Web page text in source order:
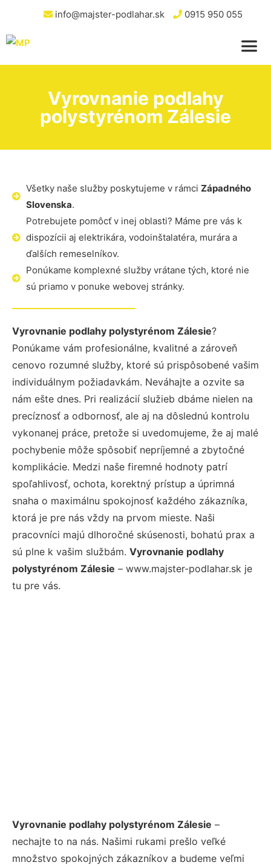
info@majster-podlahar.sk 0915 950 055
Vyrovnanie podlahy
polystyrénom Zálesie
Všetky naše služby poskytujeme v rámci Západného
Slovenska.
Potrebujete pomôcť v inej oblasti? Máme pre vás k
dispozícii aj elektrikára, vodoinštalatéra, murára a
ďalších remeselníkov.
Ponúkame komplexné služby vrátane tých, ktoré nie
sú priamo v ponuke webovej stránky.
Vyrovnanie podlahy polystyrénom Zálesie?
Ponúkame vám profesionálne, kvalitné a zároveň
cenovo rozumné služby, ktoré sú prispôsobené vašim
individuálnym požiadavkám. Neváhajte a ozvite sa
nám ešte dnes. Pri realizácií služieb dbáme nielen na
precíznosť a odbornosť, ale aj na dôslednú kontrolu
vykonanej práce, pretože si uvedomujeme, že aj malé
pochybenie môže spôsobiť nepríjemné a zbytočné
komplikácie. Medzi naše firemné hodnoty patrí
spoľahlivosť, ochota, korektný prístup a úprimná
snaha o maximálnu spokojnosť každého zákazníka,
ktorá je pre nás vždy na prvom mieste. Naši
pracovníci majú dlhoročné skúsenosti, bohatú prax a
sú plne k vašim službám. Vyrovnanie podlahy
polystyrénom Zálesie – www.majster-podlahar.sk je
tu pre vás.
Vyrovnanie podlahy polystyrénom Zálesie –
nechajte to na nás. Našimi rukami prešlo veľké
množstvo spokojných zákazníkov a budeme veľmi